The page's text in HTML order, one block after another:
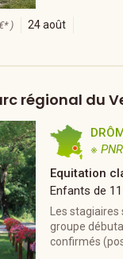
) 24 août
régional du
※
Equitation
Enfants de
Les
groupe
confirmés